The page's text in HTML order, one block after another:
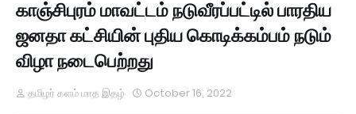
காஞ்சிபுரம் மாவட்டம் நடுவீரப்பட்டில் பாரதிய
ஜனதா கட்சியின் புதிய கொடிக்கம்பம் நடும்
விழா நடைபெற்றது
தமிழர் களம் மாத இதழ் October 16, 2022